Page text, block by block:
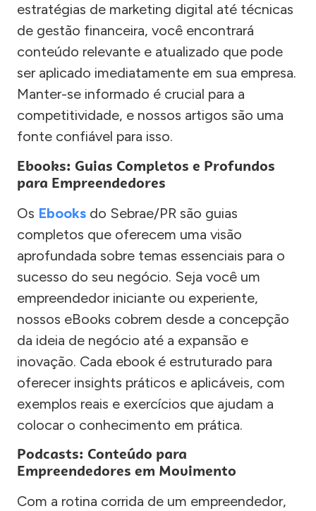
estratégias de marketing digital até técnicas
de gestão financeira, você encontrará
conteúdo relevante e atualizado que pode
ser aplicado imediatamente em sua empresa.
Manter-se informado é crucial para a
competitividade, e nossos artigos são uma
fonte confiável para isso.
Ebooks: Guias Completos e Profundos
para Empreendedores
Os Ebooks do Sebrae/PR são guias
completos que oferecem uma visão
aprofundada sobre temas essenciais para o
sucesso do seu negócio. Seja você um
empreendedor iniciante ou experiente,
nossos eBooks cobrem desde a concepção
da ideia de negócio até a expansão e
inovação. Cada ebook é estruturado para
oferecer insights práticos e aplicáveis, com
exemplos reais e exercícios que ajudam a
colocar o conhecimento em prática.
Podcasts: Conteúdo para
Empreendedores em Movimento
Com a rotina corrida de um empreendedor,